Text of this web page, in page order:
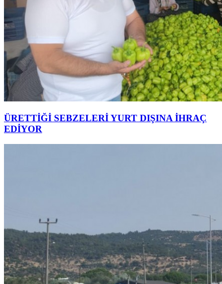
ÜRETTİĞİ SEBZELERİ YURT DIŞINA İHRAÇ
EDİYOR